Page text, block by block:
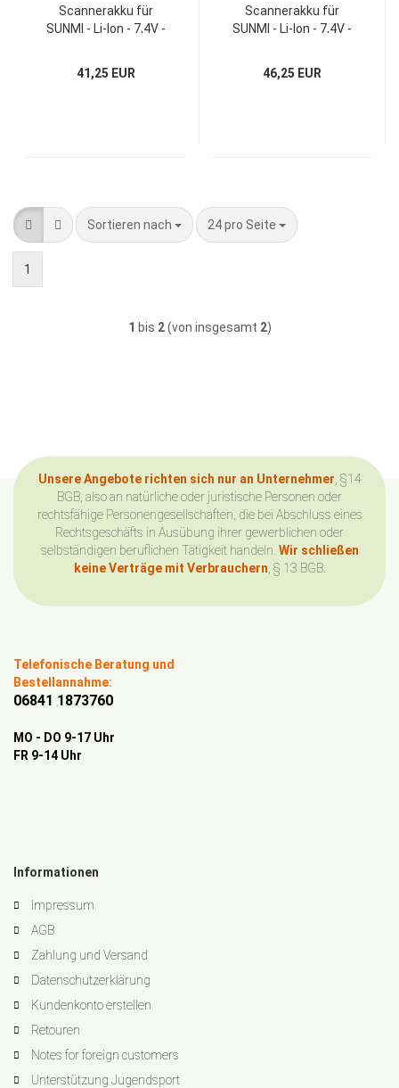
Scannerakku für
SUNMI - Li-Ion - 7,4V -
41,25 EUR
Scannerakku für
SUNMI - Li-Ion - 7,4V -
46,25 EUR
Sortieren nach
Sortieren nach 24 pro Seite
pro Seite
1
1 bis 2(von insgesamt 2)
Unsere Angebote richten sich nur an Unternehmer , §14
BGB, also an natürliche oder juristische Personen oder
rechtsfähige Personengesellschaften, die bei Abschluss eines
Rechtsgeschäfts in Ausübung ihrer gewerblichen oder
selbständigen beruflichen Tätigkeit handeln. Wir schließen
keine Verträge mit Verbrauchern , § 13 BGB.
Telefonische Beratung und
Bestellannahme:
06841 1873760
MO - DO 9-17 Uhr
FR 9-14 Uhr
Informationen
Impressum
AGB
Zahlung und Versand
Datenschutzerklärung
Kundenkonto erstellen
Retouren
Notes for foreign customers
Unterstützung Jugendsport